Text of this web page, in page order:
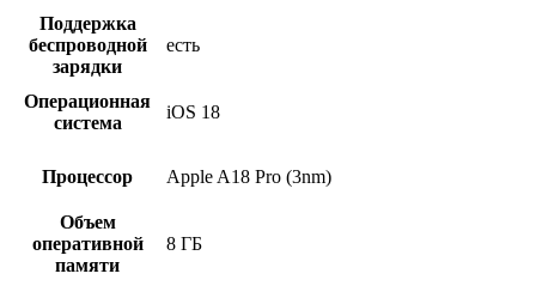
Поддержка
беспроводной
зарядки
есть
Операционная
система
iOS 18
Процессор Apple A18 Pro (3nm)
Объем
оперативной
памяти
8 ГБ